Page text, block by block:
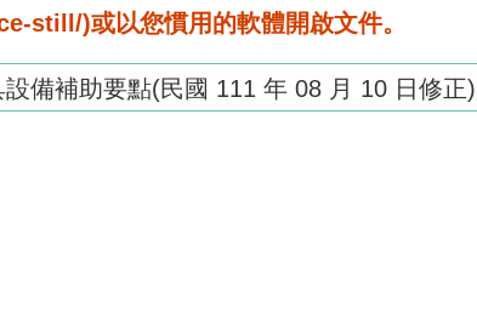
)或以您慣用的軟體開啟文件。
備補助要點(民國 111 年 08 月 10 日修正)